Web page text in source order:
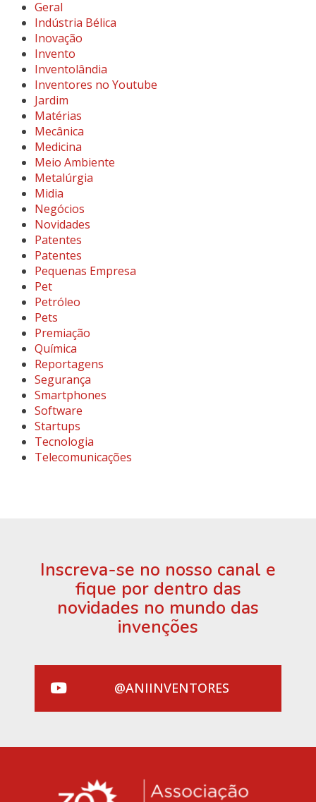
Geral
Indústria Bélica
Inovação
Invento
Inventolândia
Inventores no Youtube
Jardim
Matérias
Mecânica
Medicina
Meio Ambiente
Metalúrgia
Midia
Negócios
Novidades
Patentes
Patentes
Pequenas Empresa
Pet
Petróleo
Pets
Premiação
Química
Reportagens
Segurança
Smartphones
Software
Startups
Tecnologia
Telecomunicações
Inscreva-se no nosso canal e
fique por dentro das
novidades no mundo das
invenções
@ANIINVENTORES